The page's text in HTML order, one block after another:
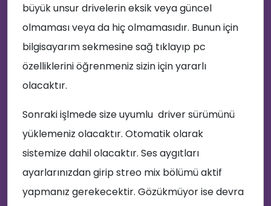
💌
😂
büyük unsur drivelerin eksik veya güncel
olmaması veya da hiç olmamasıdır. Bunun için
bilgisayarım sekmesine sağ tıklayıp pc
özelliklerini öğrenmeniz sizin için yararlı
olacaktır.
Sonraki işlmede size uyumlu driver sürümünü
yüklemeniz olacaktır. Otomatik olarak
sistemize dahil olacaktır. Ses aygıtları
ayarlarınızdan girip streo mix bölümü aktif
yapmanız gerekecektir. Gözükmüyor ise devra